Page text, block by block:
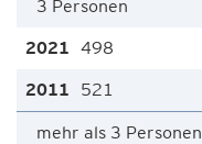
3 Personen
498
521
mehr als 3 Personen